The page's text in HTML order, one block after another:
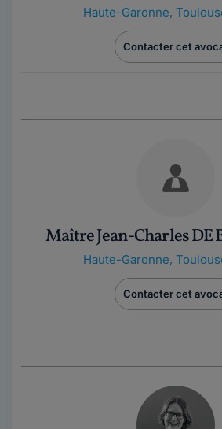
Haute-Garonne,
Contacter cet
Maître Jean-Charles DE
Haute-Garonne,
Contacter cet